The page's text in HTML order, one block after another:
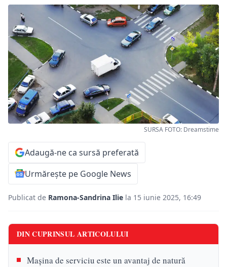
SURSA FOTO: Dreamstime
Adaugă-ne ca sursă preferată
Urmărește pe Google News
Publicat de Ramona-Sandrina Ilie la 15 iunie 2025, 16:49
DIN CUPRINSUL ARTICOLULUI
Mașina de serviciu este un avantaj de natură